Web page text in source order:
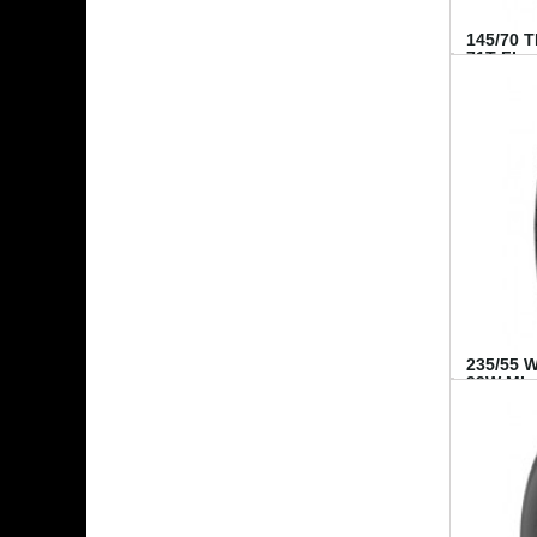
145/70
71T FI...
235/55
99W